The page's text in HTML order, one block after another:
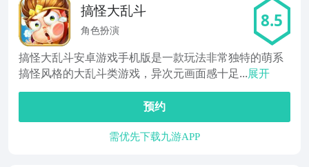
搞怪大乱斗
角色扮演 8.5
搞怪大乱斗安卓游戏手机版是一款玩法非常独特的萌系
搞怪风格的大乱斗类游戏，异次元画面感十足...展开
预约
需优先下载九游APP